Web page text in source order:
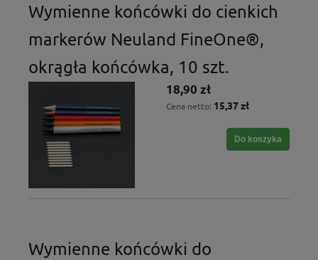
Wymienne końcówki do cienkich
markerów Neuland FineOne®,
okrągła końcówka, 10 szt.
18,90 zł
Cena netto: 15,37 zł
Do koszyka
Wymienne końcówki do